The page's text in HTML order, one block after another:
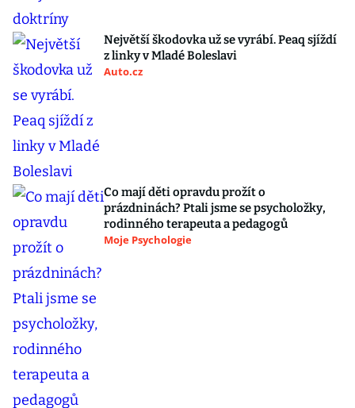
Největší škodovka už se vyrábí. Peaq sjíždí
z linky v Mladé Boleslavi
Auto.cz
Co mají děti opravdu prožít o
prázdninách? Ptali jsme se psycholožky,
rodinného terapeuta a pedagogů
Moje Psychologie